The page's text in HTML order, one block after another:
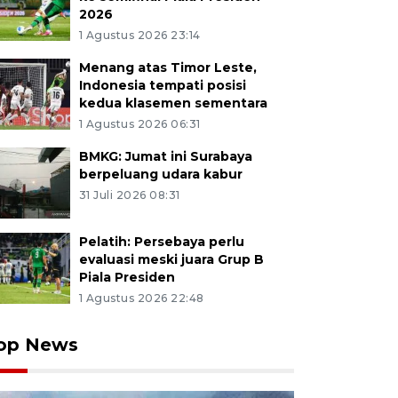
2026
1 Agustus 2026 23:14
Menang atas Timor Leste,
Indonesia tempati posisi
kedua klasemen sementara
1 Agustus 2026 06:31
BMKG: Jumat ini Surabaya
berpeluang udara kabur
31 Juli 2026 08:31
Pelatih: Persebaya perlu
evaluasi meski juara Grup B
Piala Presiden
1 Agustus 2026 22:48
News